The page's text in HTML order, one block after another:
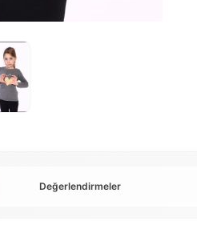
Değerlendirmeler